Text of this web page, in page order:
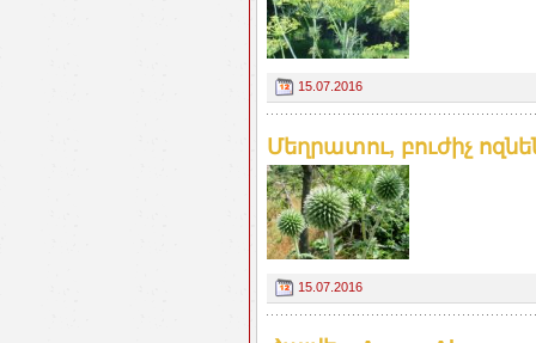
15.07.2016
Մեղրատու, բուժիչ
15.07.2016